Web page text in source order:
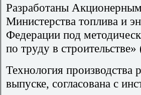
Разработаны
Министерства топлива и эн
Федерации под
по труду в
Технология производства
выпуске, согласована с